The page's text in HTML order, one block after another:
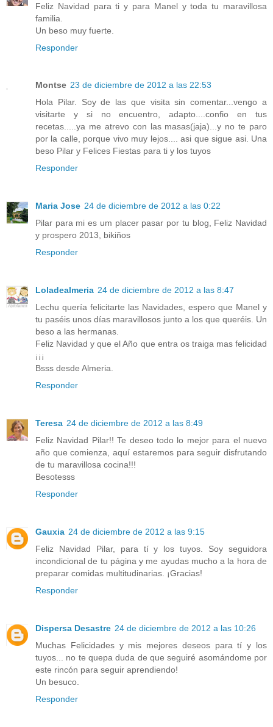
Feliz Navidad para ti y para Manel y toda tu maravillosa
familia.
Un beso muy fuerte.
Responder
Montse 23 de diciembre de 2012 a las 22:53
Hola Pilar. Soy de las que visita sin comentar...vengo a
visitarte y si no encuentro, adapto....confio en tus
recetas.....ya me atrevo con las masas(jaja)...y no te paro
por la calle, porque vivo muy lejos.... asi que sigue asi. Una
beso Pilar y Felices Fiestas para ti y los tuyos
Responder
Maria Jose 24 de diciembre de 2012 a las 0:22
Pilar para mi es um placer pasar por tu blog, Feliz Navidad
y prospero 2013, bikiños
Responder
Loladealmeria 24 de diciembre de 2012 a las 8:47
Lechu quería felicitarte las Navidades, espero que Manel y
tu paséis unos días maravillosos junto a los que queréis. Un
beso a las hermanas.
Feliz Navidad y que el Año que entra os traiga mas felicidad
¡¡¡
Bsss desde Almeria.
Responder
Teresa 24 de diciembre de 2012 a las 8:49
Feliz Navidad Pilar!! Te deseo todo lo mejor para el nuevo
año que comienza, aquí estaremos para seguir disfrutando
de tu maravillosa cocina!!!
Besotesss
Responder
Gauxia 24 de diciembre de 2012 a las 9:15
Feliz Navidad Pilar, para tí y los tuyos. Soy seguidora
incondicional de tu página y me ayudas mucho a la hora de
preparar comidas multitudinarias. ¡Gracias!
Responder
Dispersa Desastre 24 de diciembre de 2012 a las 10:26
Muchas Felicidades y mis mejores deseos para tí y los
tuyos... no te quepa duda de que seguiré asomándome por
este rincón para seguir aprendiendo!
Un besuco.
Responder